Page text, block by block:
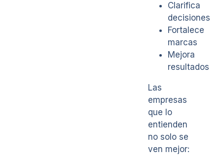
Clarifica
decisiones
Fortalece
marcas
Mejora
resultados
Las
empresas
que lo
entienden
no solo se
ven mejor: